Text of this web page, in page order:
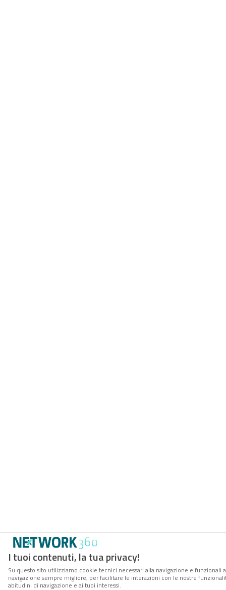
I tuoi contenuti, la tua privacy!
Su questo sito utilizziamo cookie tecnici necessari alla navigazione e
navigazione sempre migliore, per facilitare le interazioni con le nostre
abitudini di navigazione e ai tuoi interessi.